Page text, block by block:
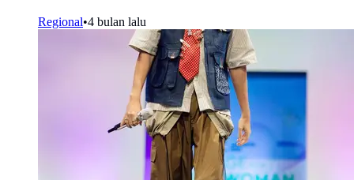
Regional•4 bulan lalu